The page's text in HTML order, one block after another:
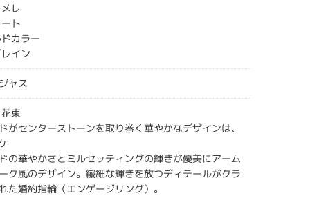
レ
ト
カラー
イン
ャス
束
がセンターストーンを取り巻く華やかなデザインは、
の華やかさとミルセッティングの輝きが優美にアーム
ク風のデザイン。繊細な輝きを放つディテールがクラ
た婚約指輪（エンゲージリング）。